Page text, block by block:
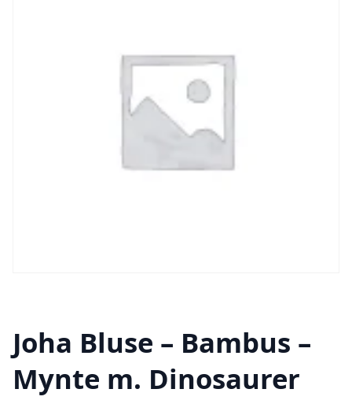
Joha Bluse – Bambus –
Mynte m. Dinosaurer